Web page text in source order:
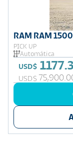
RAM RAM 1500
PICK UP
Automática
USD$
USD$